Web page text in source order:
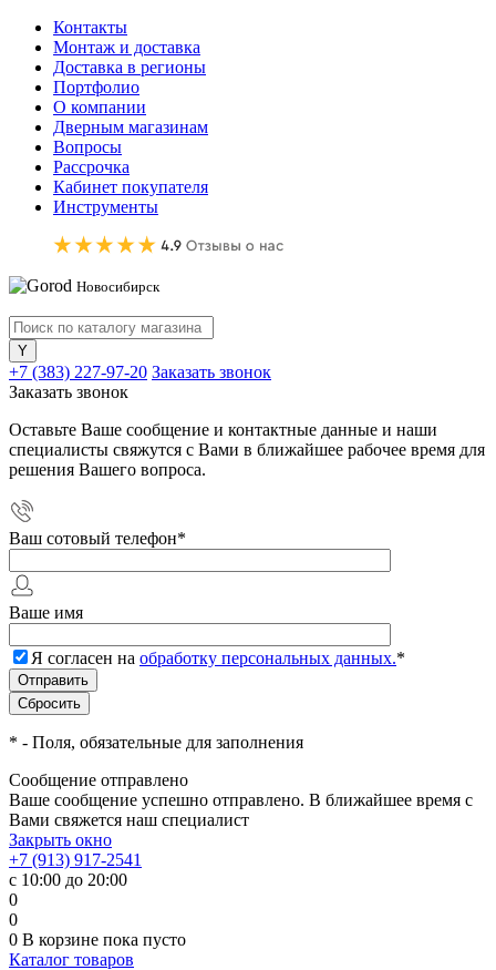
Контакты
Монтаж и доставка
Доставка в регионы
Портфолио
О компании
Дверным магазинам
Вопросы
Рассрочка
Кабинет покупателя
Инструменты
Новосибирск
+7 (383) 227-97-20 Заказать звонок
Заказать звонок
Оставьте Ваше сообщение и контактные данные и наши
специалисты свяжутся с Вами в ближайшее рабочее время для
решения Вашего вопроса.
Ваш сотовый телефон*
Ваше имя
Я согласен на обработку персональных данных.*
* - Поля, обязательные для заполнения
Сообщение отправлено
Ваше сообщение успешно отправлено. В ближайшее время с
Вами свяжется наш специалист
Закрыть окно
+7 (913) 917-2541
с 10:00 до 20:00
0
0
0 В корзине пока пусто
Каталог товаров